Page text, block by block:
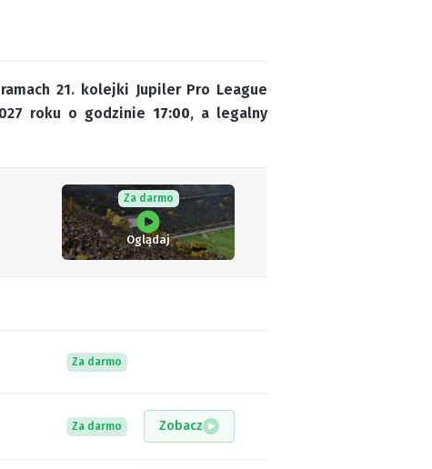
21. kolejki Jupiler Pro League
roku o godzinie 17:00, a legalny
Za darmo
Oglądaj
Za darmo
Za darmo Zobacz